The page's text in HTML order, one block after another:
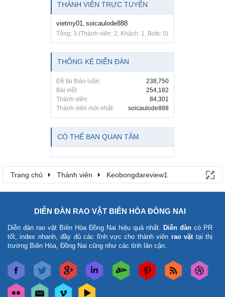
THÀNH VIÊN TRỰC TUYẾN
vietmy01, soicaulode888
Tổng: 3 (Thành viên: 2, Khách: 1, Bots: 0)
THỐNG KÊ DIỄN ĐÀN
Đề tài thảo luận:
238,750
Bài viết:
254,182
Thành viên:
84,301
Thành viên mới nhất:
soicaulode888
CÓ THỂ BẠN QUAN TÂM
Trang chủ Thành viên Keobongdareview1
DIỄN ĐÀN RAO VẶT BIÊN HÒA ĐỒNG NAI
Diễn đàn rao vặt Biên Hòa Đồng Nai hiệu quả nhất. Diễn đàn có PR
tốt, index nhanh, đầy đủ các lĩnh vực cho thành viên rao vặttại thị
trường Biên Hòa, Đồng Nai cũng như các tỉnh lân cận.